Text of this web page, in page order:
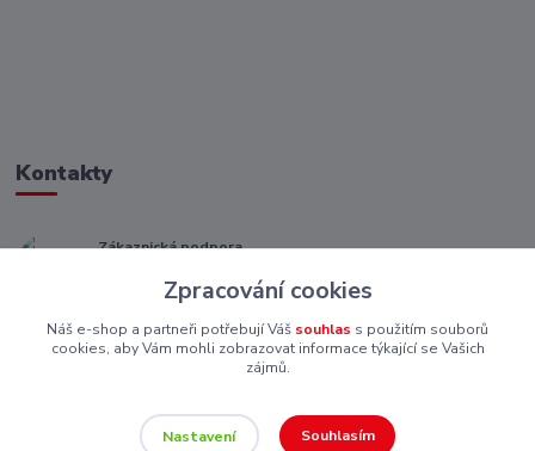
Kontakty
Zákaznická podpora
(Po-Pá, 8-16 hod.)
eshop@piskutekzs.cz
Zpracování cookies
Náš e-shop a partneři potřebují Váš souhlas s použitím souborů
cookies, aby Vám mohli zobrazovat informace týkající se Vašich
zájmů.
Nastavení Souhlasím